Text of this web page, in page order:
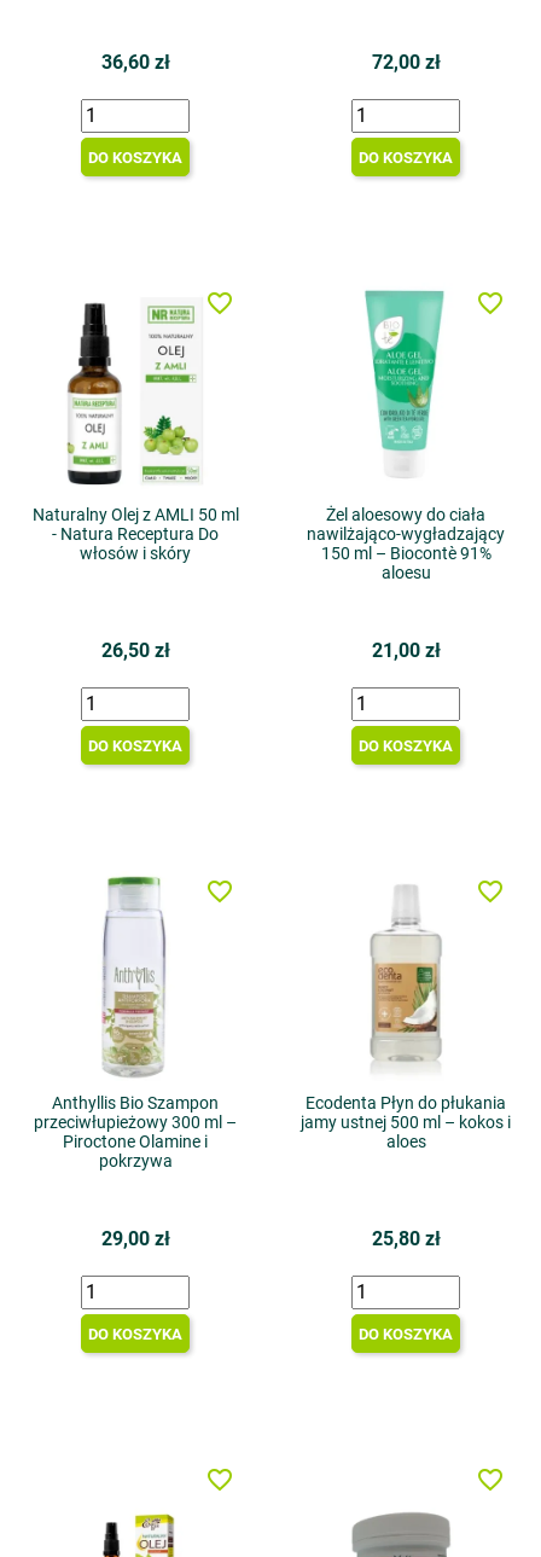
36,60 zł
DO KOSZYKA
72,00 zł
DO KOSZYKA
Naturalny Olej z AMLI 50 ml
- Natura Receptura Do
włosów i skóry
26,50 zł
DO KOSZYKA
favorite_border
Żel aloesowy do ciała
nawilżająco-wygładzający
150 ml – Biocontè 91%
aloesu
21,00 zł
DO KOSZYKA
favorite_border
Anthyllis Bio Szampon
przeciwłupieżowy 300 ml –
Piroctone Olamine i
pokrzywa
29,00 zł
DO KOSZYKA
favorite_border
Ecodenta Płyn do płukania
jamy ustnej 500 ml – kokos i
aloes
25,80 zł
DO KOSZYKA
favorite_border
favorite_border favorite_border